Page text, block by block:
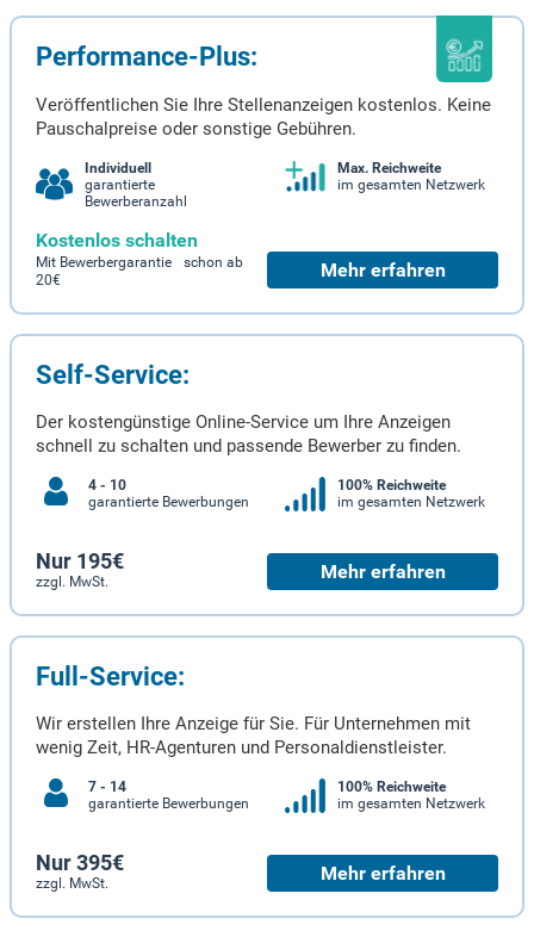
Performance-Plus:
Veröffentlichen Sie Ihre Stellenanzeigen kostenlos. Keine
Pauschalpreise oder sonstige Gebühren.
Individuell
garantierte
Bewerberanzahl
Max. Reichweite
im gesamten Netzwerk
Kostenlos schalten
Mit Bewerbergarantie schon ab
20€
Mehr erfahren
Self-Service:
Der kostengünstige Online-Service um Ihre Anzeigen
schnell zu schalten und passende Bewerber zu finden.
4 - 10
garantierte Bewerbungen
100% Reichweite
im gesamten Netzwerk
Nur 195€
zzgl. MwSt. Mehr erfahren
Full-Service:
Wir erstellen Ihre Anzeige für Sie. Für Unternehmen mit
wenig Zeit, HR-Agenturen und Personaldienstleister.
7 - 14
garantierte Bewerbungen
100% Reichweite
im gesamten Netzwerk
Nur 395€
zzgl. MwSt. Mehr erfahren